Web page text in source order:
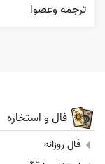
ترجمه وعصوا
فال و استخاره
فال روزانه